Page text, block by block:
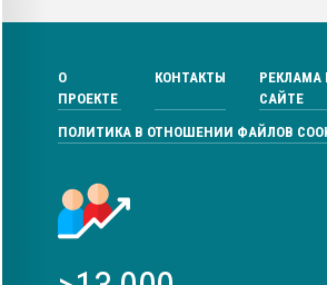
О
ПРОЕКТЕ
КОНТАКТЫ
РЕКЛАМА
САЙТЕ
ПОЛИТИКА В ОТНОШЕНИИ ФАЙЛОВ